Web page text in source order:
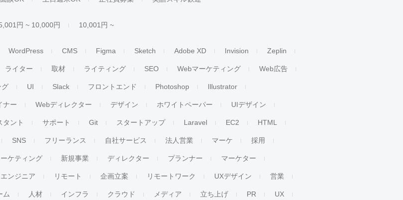
円 ~ 10,000円 10,001円 ~
WordPress CMS Figma Sketch Adobe XD Invision Zeplin
ライター 取材 ライティング SEO Webマーケティング Web広告
グ UI Slack フロントエンド Photoshop Illustrator
ナー Webディレクター デザイン ホワイトペーパー UIデザイン
タント サポート Git スタートアップ Laravel EC2 HTML
SNS フリーランス 自社サービス 法人営業 マーケ 採用
ケティング 新規事業 ディレクター プランナー マーケター
エンジニア リモート 企画立案 リモートワーク UXデザイン 営業
ム 人材 インフラ クラウド メディア 立ち上げ PR UX